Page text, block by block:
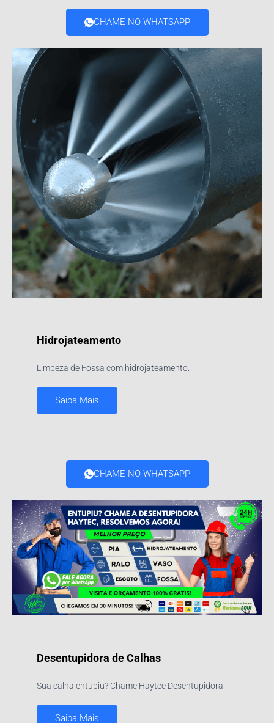
CHAME NO WHATSAPP
Hidrojateamento
Limpeza de Fossa com hidrojateamento.
Saiba Mais
CHAME NO WHATSAPP
Desentupidora de Calhas
Sua calha entupiu? Chame Haytec Desentupidora
Saiba Mais